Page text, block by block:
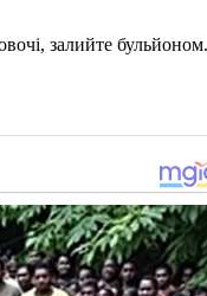
залийте